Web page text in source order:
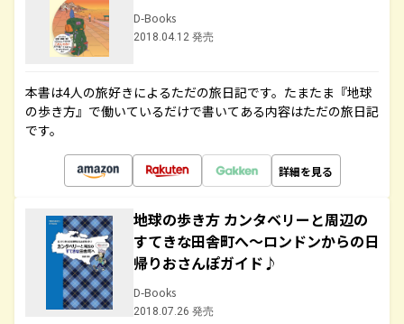
D-Books
2018.04.12 発売
本書は4人の旅好きによるただの旅日記です。たまたま『地球
の歩き方』で働いているだけで書いてある内容はただの旅日記
です。
詳細を見る
地球の歩き方 カンタベリーと周辺の
すてきな田舎町へ～ロンドンからの日
帰りおさんぽガイド♪
D-Books
2018.07.26 発売